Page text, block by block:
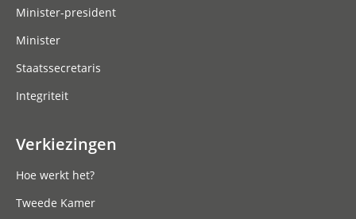
Minister-president
Minister
Staatssecretaris
Integriteit
Verkiezingen
Hoe werkt het?
Tweede Kamer